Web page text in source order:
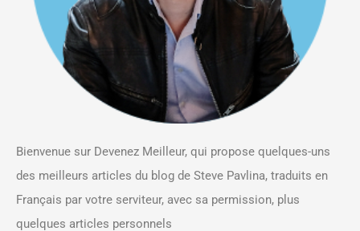
Bienvenue sur Devenez Meilleur, qui propose quelques-uns
des meilleurs articles du blog de Steve Pavlina, traduits en
Français par votre serviteur, avec sa permission, plus
quelques articles personnels